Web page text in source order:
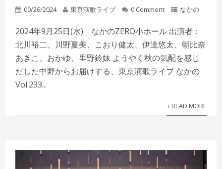
09/26/2024 東京演歌ライブ 0 Comment なかの
2024年9月25日(水) なかのZERO小ホール 出演者：
北川裕二、川野夏美、こおり健太、伊達悠太、朝比奈
あきこ、おかゆ、里野鈴妹 ようやく秋の気配を感じ
だした中野からお届けする、東京演歌ライブ なかの
Vol.233...
+ READ MORE